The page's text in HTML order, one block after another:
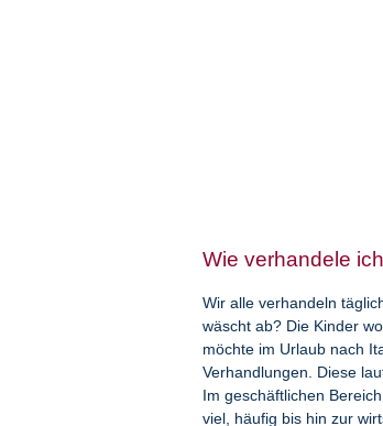
Wie verhandele
Wir alle verhandeln
wäscht ab? Die Kinder
möchte im Urlaub nach
Verhandlungen. Diese
Im geschäftlichen
viel, häufig bis hin zur